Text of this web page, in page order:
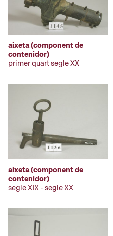
aixeta (component de
contenidor)
primer quart segle XX
aixeta (component de
contenidor)
segle XIX - segle XX